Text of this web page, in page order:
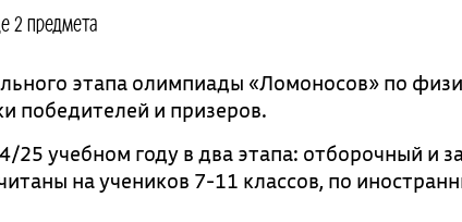
2 предмета
этапа олимпиады «Ломоносов» по
победителей и призеров.
25 учебном году в два этапа: отборочный и
на учеников 7-11 классов, по